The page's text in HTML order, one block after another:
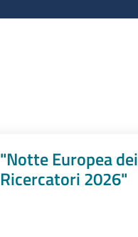
"Notte Europea dei
Ricercatori 2026"